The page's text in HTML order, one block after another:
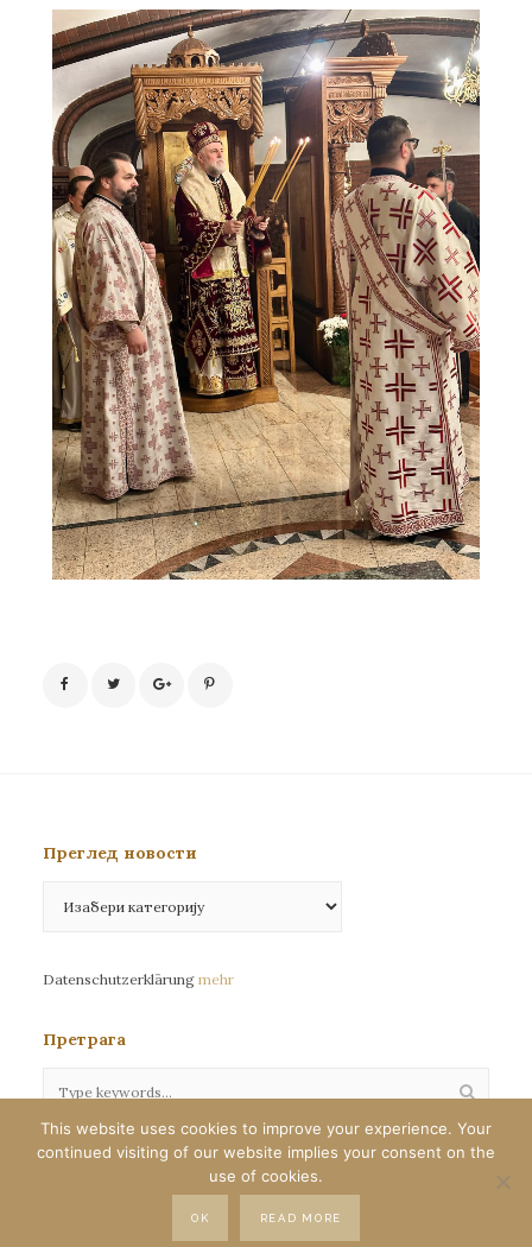
Преглед новости
новости
Datenschutzerklärung mehr
Претрага
Сва права задржана©eparhija-nemacka.com
Илустрације : Јелена Јефтић
This website uses cookies to improve your experience. Your
continued visiting of our website implies your consent on the
use of cookies.
OK READ MORE